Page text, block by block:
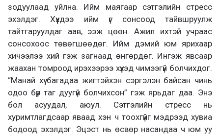
зодуулаад уйлна. Ийм маягаар сэтгэлийн стресс
эхэлдэг. Хүүхдээ ийм үг сонсоод тайвшруулж
тайтгаруулдаг аав, ээж цөөн. Ажил ихтэй учраас
сонсохоос төвөгшөөдөг. Ийм дэмий юм ярихаар
хичээлээ хий гэж загнаад өнгөрдөг. Ингэж явсаар
жаахан томроод ирэхээрээ хүүхэд чимээгүй болчихдог.
“Манай хүү багадаа жигтэйхэн сэргэлэн байсан чинь
одоо бүр таг дуугүй болчихсон” гэж ярьдаг даа. Энэ
бол асуудал, аюул. Сэтгэлийн стресс нь
хуримтлагдсаар яваад хэн ч тоохгүйг мэдрээд хувиа
бодоод эхэлдэг. Эцэст нь өсвөр насандаа ч юм уу